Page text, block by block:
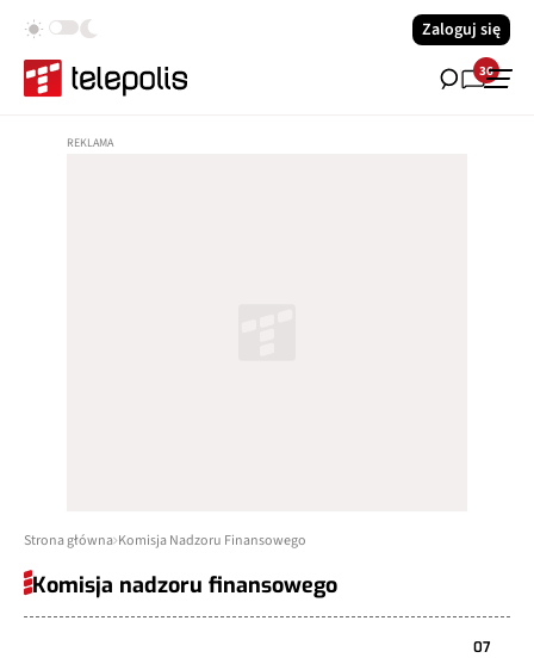
Zaloguj się
36
Strona główna Komisja Nadzoru Finansowego
Komisja nadzoru finansowego
07